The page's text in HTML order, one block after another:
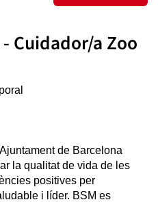
Cuidador/a Zoo
de Barcelona
la qualitat de vida de les
positives per
i líder. BSM es